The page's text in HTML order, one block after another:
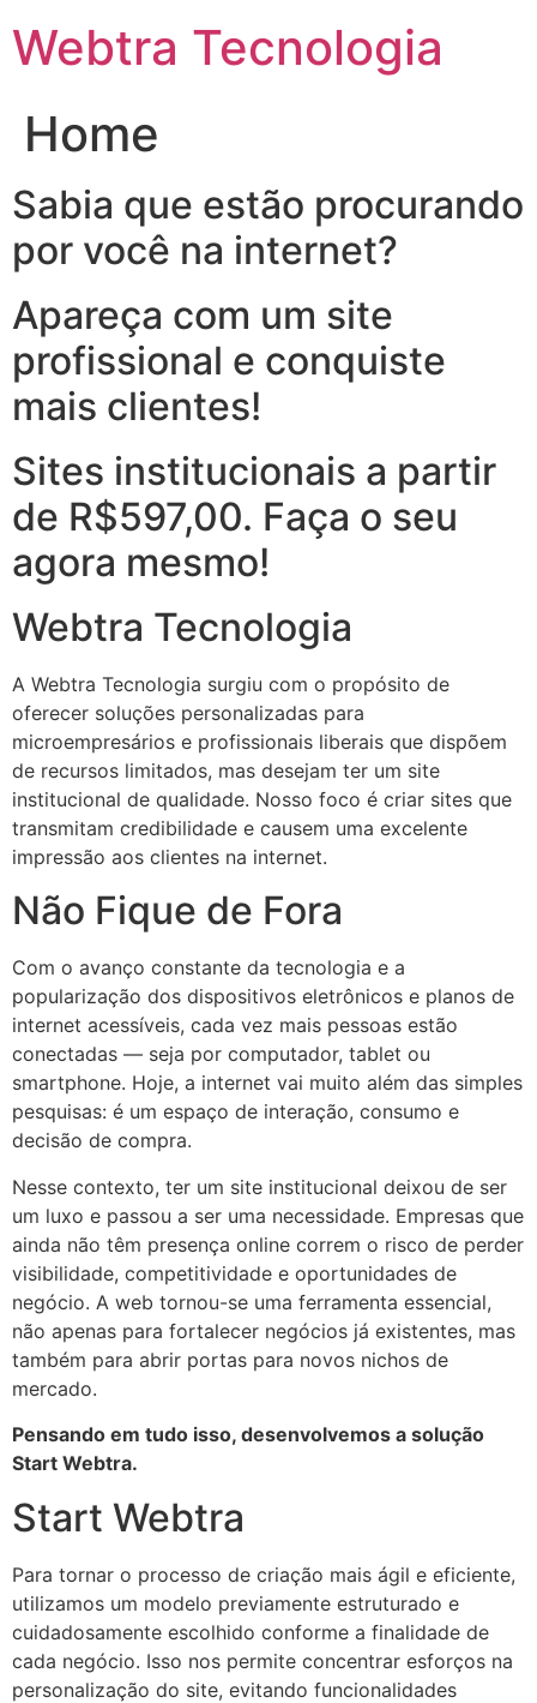
para
Webtra Tecnologia
Home
Sabia que estão procurando
por você na internet?
Apareça com um site
profissional e conquiste
mais clientes!
Sites institucionais a partir
de R$597,00. Faça o seu
agora mesmo!
Webtra Tecnologia
A Webtra Tecnologia surgiu com o propósito de
oferecer soluções personalizadas para
microempresários e profissionais liberais que dispõem
de recursos limitados, mas desejam ter um site
institucional de qualidade. Nosso foco é criar sites que
transmitam credibilidade e causem uma excelente
impressão aos clientes na internet.
Não Fique de Fora
Com o avanço constante da tecnologia e a
popularização dos dispositivos eletrônicos e planos de
internet acessíveis, cada vez mais pessoas estão
conectadas — seja por computador, tablet ou
smartphone. Hoje, a internet vai muito além das simples
pesquisas: é um espaço de interação, consumo e
decisão de compra.
Nesse contexto, ter um site institucional deixou de ser
um luxo e passou a ser uma necessidade. Empresas que
ainda não têm presença online correm o risco de perder
visibilidade, competitividade e oportunidades de
negócio. A web tornou-se uma ferramenta essencial,
não apenas para fortalecer negócios já existentes, mas
também para abrir portas para novos nichos de
mercado.
Pensando em tudo isso, desenvolvemos a solução
Start Webtra.
Start Webtra
Para tornar o processo de criação mais ágil e eficiente,
utilizamos um modelo previamente estruturado e
cuidadosamente escolhido conforme a finalidade de
cada negócio. Isso nos permite concentrar esforços na
personalização do site, evitando funcionalidades